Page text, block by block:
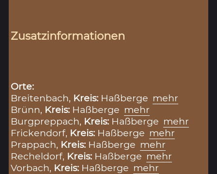
Zusatzinformationen
Orte:
Breitenbach, Kreis: Haßberge mehr
Brünn, Kreis: Haßberge mehr
Burgpreppach, Kreis: Haßberge mehr
Frickendorf, Kreis: Haßberge mehr
Prappach, Kreis: Haßberge mehr
Recheldorf, Kreis: Haßberge mehr
Vorbach, Kreis: Haßberge mehr